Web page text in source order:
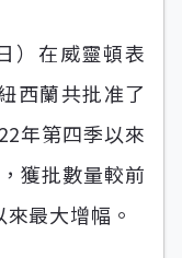
）在威靈頓表
西蘭共批准了
年第四季以來
獲批數量較前
最大增幅。